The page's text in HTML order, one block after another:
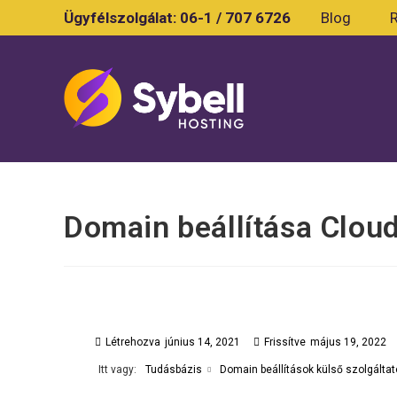
Ügyfélszolgálat: 06-1 / 707 6726 Blog
Domain beállítása
Létrehozva június 14, 2021 Frissítve május 19, 2022
Itt vagy: Tudásbázis Domain beállítások külső